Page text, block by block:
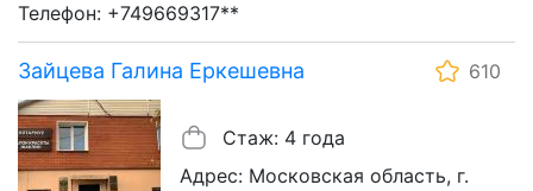
Телефон: +749669317**
Зайцева Галина Еркешевна 610
Стаж: 4 года
Адрес: Московская область, г.